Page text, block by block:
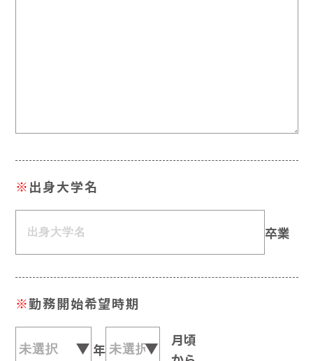
※出身大学名
卒業
※勤務開始希望時期
年
月頃